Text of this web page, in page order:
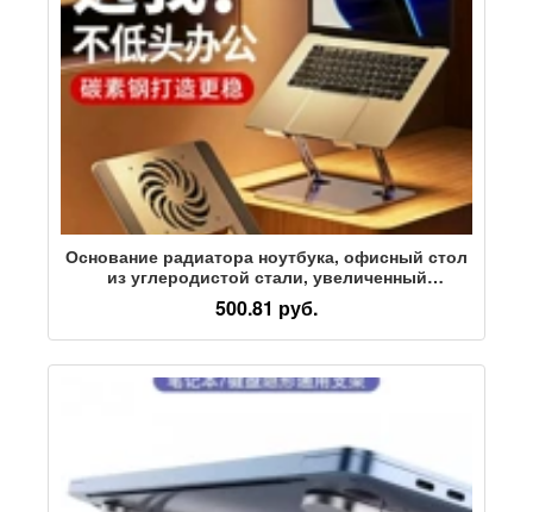
Основание радиатора ноутбука, офисный стол
из углеродистой стали, увеличенный
кронштейн для планшетного компьютера,
который можно поднимать, опускать и
складывать
500.81 руб.